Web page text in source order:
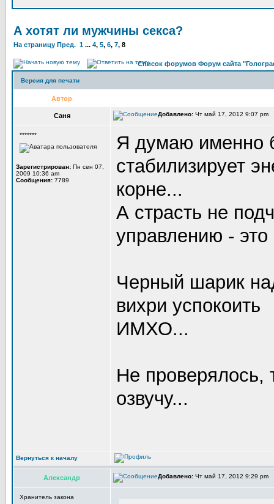
А хотят ли мужчины секса?
На страницу Пред. 1 ... 4, 5, 6, 7, 8
Список форумов Форум сайта
Версия для печати
Автор
Саня Добавлено: Чт май 17, 2012 9:07 pm
*******
Зарегистрирован: Пн сен 07,
2009 10:36 am
Сообщения: 7789
Я думаю именно
стабилизирует
корне...
А страсть не
управлению -
Черный шарик
вихри успокоить
ИМХО...
Не проверялось,
озвучу...
Вернуться к началу
Александр Добавлено: Чт май 17, 2012 9:29 pm
Хранитель закона